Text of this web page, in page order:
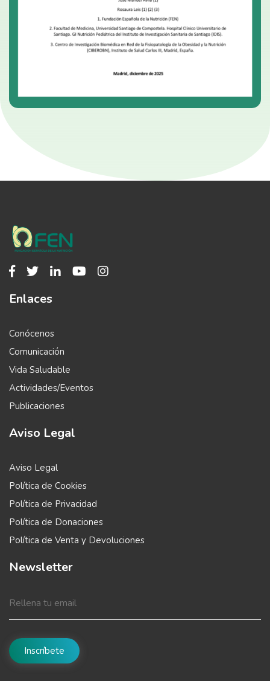
Enlaces
Conócenos
Comunicación
Vida Saludable
Actividades/Eventos
Publicaciones
Aviso Legal
Aviso Legal
Política de Cookies
Política de Privacidad
Política de Donaciones
Política de Venta y Devoluciones
Newsletter